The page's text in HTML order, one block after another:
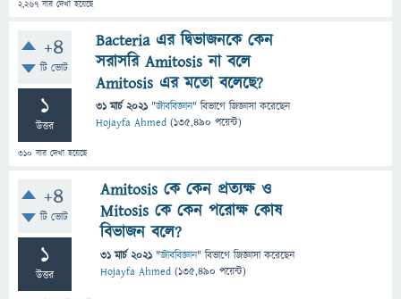
2,267 বার দেখা হয়েছে
+4
টি ভোট
1
উত্তর
310 বার দেখা হয়েছে
Bacteria এর দ্বিভাজনকে কেন
সরাসরি Amitosis না বলে
Amitosis এর মতো বলেছে?
31 মার্চ 2021 "জীববিজ্ঞান" বিভাগে জিজ্ঞাসাকরেছেন
Hojayfa Ahmed (135,490 পয়েন্ট)
+4
টি ভোট
1
উত্তর
Amitosis কে কেন প্রত্যক্ষ ও
Mitosis কে কেন পরোক্ষ কোষ
বিভাজন বলে?
31 মার্চ 2021 "জীববিজ্ঞান" বিভাগে জিজ্ঞাসাকরেছেন
Hojayfa Ahmed (135,490 পয়েন্ট)